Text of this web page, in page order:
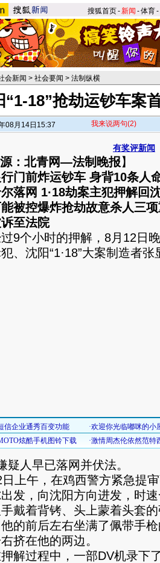
搜狐首页-新闻 -体育-
会新闻 > 社会要闻 > 法制纵横
“1-18”抢劫运钞车案
08月14日15:37 我来说两句(2)
有奖评新闻
：北青网—法制晚报】
前炸运钞车 身背10条人
落网 1·18劫案主犯押解回
控爆炸抢劫故意杀人三项
至法院
个小时的押解，8月12日晚
、沈阳“1·18”大案制造者
疑人早已落网并伏法。
午，在鸡西警方紧急提审
发，向沈阳方向进发，时
着背铐、头上蒙着头套的
的前后左右坐满了佩带手
挤在他的两边。
过程中，一部DV机录下